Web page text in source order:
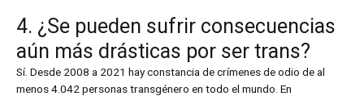
4. ¿Se pueden sufrir consecuencias
aún más drásticas por ser trans?
Sí. Desde 2008 a 2021 hay constancia de crímenes de odio de al
menos 4.042 personas transgénero en todo el mundo. En